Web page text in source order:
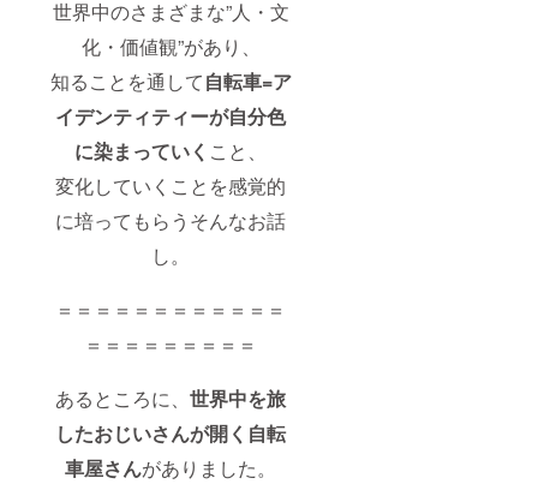
世界中のさまざまな”人・文
化・価値観”があり、
知ることを通して自転車=ア
イデンティティーが自分色
に染まっていく こと、
変化していくことを感覚的
に培ってもらうそんなお話
し。
＝＝＝＝＝＝＝＝＝＝＝＝
＝＝＝＝＝＝＝＝＝
あるところに、世界中を旅
したおじいさんが開く自転
車屋さんがありました。